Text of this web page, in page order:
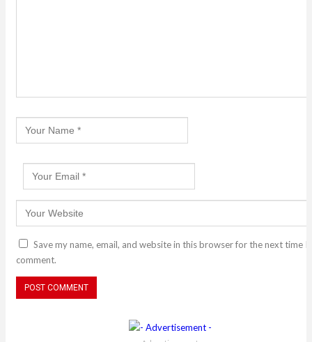
Save my name, email, and website in this browser for the next time I
comment.